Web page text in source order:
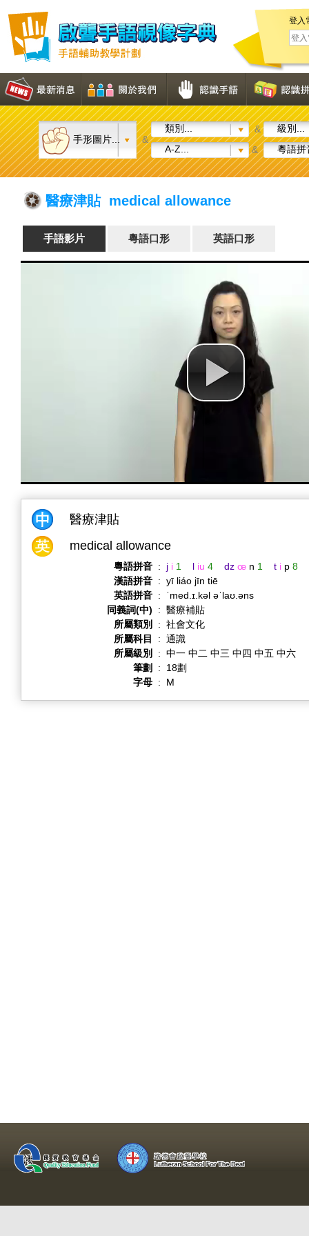
登入
手形圖片... &
類別... &
級別...
A-Z...
& 粵語拼
醫療津貼 medical allowance
手語影片 粵語口形 英語口形
醫療津貼
medical allowance
粵語拼音 : j i 1 l iu 4 dz œ n 1 t i p 8
漢語拼音 : yī liáo jīn tiē
英語拼音 :
ˈmed.ɪ.kəl əˈlaʊ.əns
同義詞(中)
: 醫療補貼
所屬類別
: 社會文化
所屬科目
: 通識
所屬級別
: 中一 中二 中三 中四 中五 中六
筆劃
:
18劃
字母 : M